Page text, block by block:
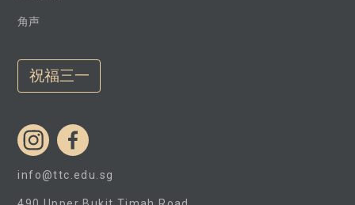
角声
祝福三一
info@ttc.edu.sg